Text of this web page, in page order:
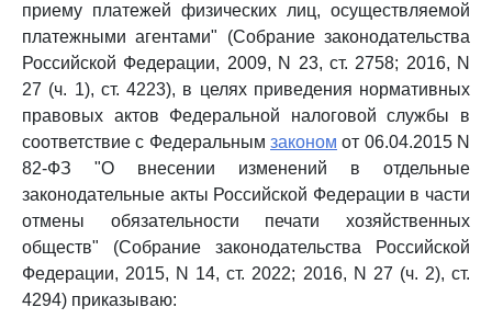
приему платежей физических лиц, осуществляемой
платежными агентами" (Собрание законодательства
Российской Федерации, 2009, N 23, ст. 2758; 2016, N
27 (ч. 1), ст. 4223), в целях приведения нормативных
правовых актов Федеральной налоговой службы в
соответствие с Федеральным законом от 06.04.2015 N
82-ФЗ "О внесении изменений в отдельные
законодательные акты Российской Федерации в части
отмены обязательности печати хозяйственных
обществ" (Собрание законодательства Российской
Федерации, 2015, N 14, ст. 2022; 2016, N 27 (ч. 2), ст.
4294) приказываю: